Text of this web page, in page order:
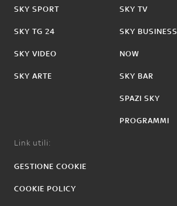
SKY SPORT
SKY TG 24
SKY VIDEO
SKY ARTE
SKY TV
SKY BUSINESS
NOW
SKY BAR
SPAZI SKY
PROGRAMMI
Link utili:
GESTIONE COOKIE
COOKIE POLICY